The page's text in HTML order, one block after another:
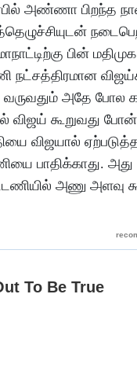
அண்ணா பிறந்த
பின் மதிமுக
நட்சத்திரமான
அதே போல
விஜய் கூறுவது
விஜயால் ஏற்படுத்த
பாதிக்காது.
அணு அளவு